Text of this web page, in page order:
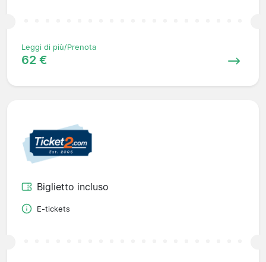
Leggi di più/Prenota
62 €
Biglietto incluso
E-tickets